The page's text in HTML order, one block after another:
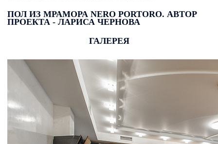
ПОЛ ИЗ МРАМОРА NERO PORTORO. АВТОР
ПРОЕКТА - ЛАРИСА ЧЕРНОВА
ГАЛЕРЕЯ